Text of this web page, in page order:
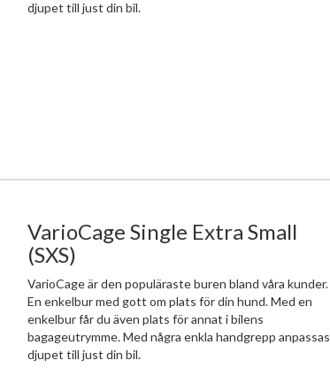
djupet till just din bil.
VarioCage Single Extra Small
(SXS)
VarioCage är den populäraste buren bland våra kunder.
En enkelbur med gott om plats för din hund. Med en
enkelbur får du även plats för annat i bilens
bagageutrymme. Med några enkla handgrepp anpassas
djupet till just din bil.